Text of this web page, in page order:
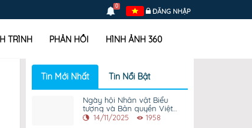
0
ĐĂNG NHẬP
TRÌNH PHẢN HỒI HÌNH ẢNH 360
Tin Mới Nhất Tin Nổi Bật
Ngày hội Nhân vật Biểu
tượng và Bản quyền Việt
Nam - Hàn Quốc chính thức
14/11/2025 1958